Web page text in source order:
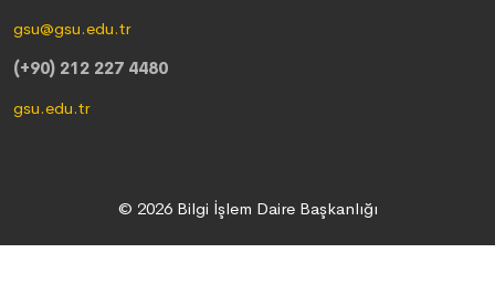
gsu@gsu.edu.tr
(+90) 212 227 4480
gsu.edu.tr
© 2026 Bilgi İşlem Daire Başkanlığı